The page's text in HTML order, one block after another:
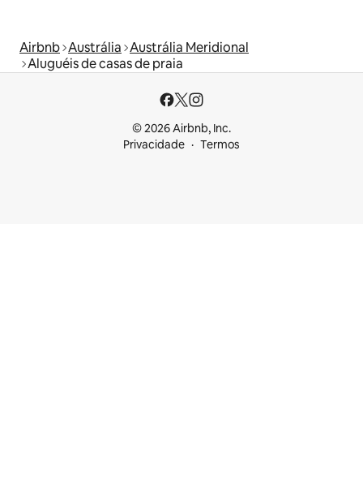
Airbnb Austrália Austrália Meridional
Aluguéis de casas de praia
© 2026 Airbnb, Inc.
Privacidade
Termos